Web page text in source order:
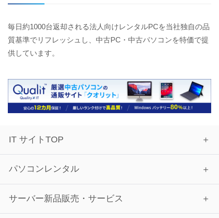
毎日約1000台返却される法人向けレンタルPCを当社独自の品
質基準でリフレッシュし、中古PC・中古パソコンを特価で提
供しています。
IT サイトTOP
パソコンレンタル
サーバー新品販売・サービス